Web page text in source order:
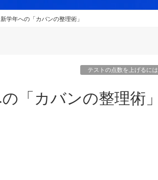
学年への「カバンの整理術」
テストの点数を上げるには
「カバンの整理術」